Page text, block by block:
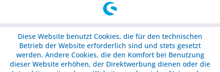
Diese Website benutzt Cookies, die für den technischen
Betrieb der Website erforderlich sind und stets gesetzt
werden. Andere Cookies, die den Komfort bei Benutzung
dieser Website erhöhen, der Direktwerbung dienen oder die